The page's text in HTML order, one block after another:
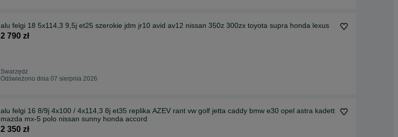
alu felgi 18 5x114,3 9,5j et25 szerokie jdm jr10 avid av12 nissan 350z 300zx toyota supra honda lexus
2 790 zł
Swarzędz
Odświeżono dnia 07 sierpnia 2026
alu felgi 16 8/9j 4x100 / 4x114,3 8j et35 replika AZEV rant vw golf jetta caddy bmw e30 opel astra kadett
mazda mx-5 polo nissan sunny honda accord
2 350 zł